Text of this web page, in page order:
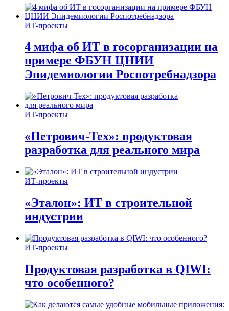
ИТ-проекты
4 мифа об ИТ в госорганизации на
примере ФБУН ЦНИИ
Эпидемиологии Роспотребнадзора
ИТ-проекты
«Петрович-Тех»: продуктовая
разработка для реального мира
ИТ-проекты
«Эталон»: ИТ в строительной
индустрии
ИТ-проекты
Продуктовая разработка в QIWI:
что особенного?